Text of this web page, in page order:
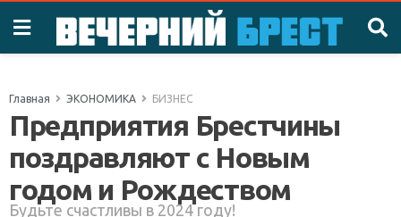
Главная ЭКОНОМИКА БИЗНЕС
Предприятия Брестчины
поздравляют с Новым
годом и Рождеством
Будьте счастливы в 2024 году!